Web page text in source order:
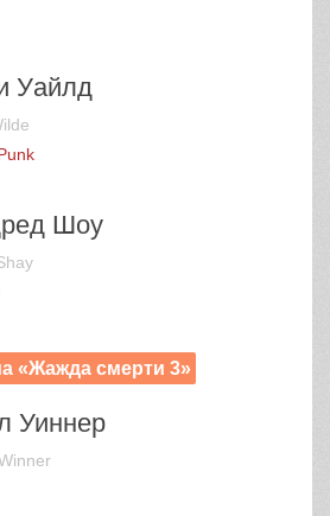
Уайлд
Шоу
«Жажда смерти 3»
Уиннер